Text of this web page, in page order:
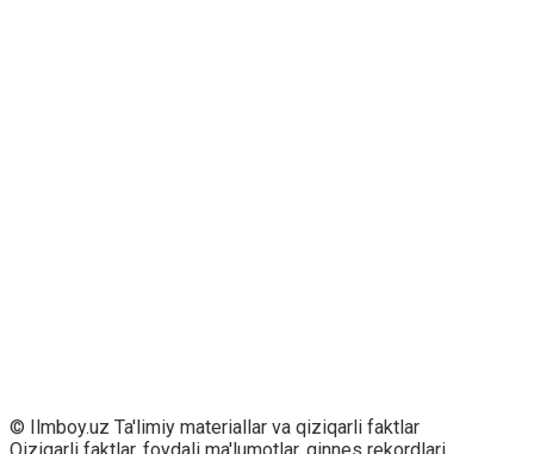
© Ilmboy.uz Ta'limiy materiallar va qiziqarli faktlar